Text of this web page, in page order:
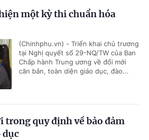
một kỳ thi chuẩn hóa
(Chinhphu.vn) - Triển khai chủ trương
tại Nghị quyết số 29-NQ/TW của Ban
Chấp hành Trung ương về đổi mới
căn bản, toàn diện giáo dục, đào...
trong quy định về bảo đảm
dục